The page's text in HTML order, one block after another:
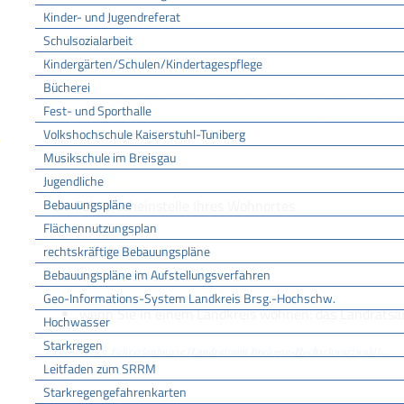
Kinder- und Jugendreferat
Schulsozialarbeit
Kindergärten/Schulen/Kindertagespflege
Bücherei
Fest- und Sporthalle
Volkshochschule Kaiserstuhl-Tuniberg
Musikschule im Breisgau
Jugendliche
Bebauungspläne
Flächennutzungsplan
rechtskräftige Bebauungspläne
Bebauungspläne im Aufstellungsverfahren
Geo-Informations-System Landkreis Brsg.-Hochschw.
Hochwasser
Starkregen
Leitfaden zum SRRM
Starkregengefahrenkarten
Hinweis:Mit der Verlängerung erhalten Sie einen neuen
Achtung: Ab dem 19. Januar 2013 ausgestellte
15 Jahre gültig. Die Frist gilt nur für die Plastikkarte,
muss alle 15 Jahre erneuert werden. Regelmäßige
Prüfungen sind mit der Erneuerung nicht verbunden.
ZUSTÄNDIGE STELLE
die Führerscheinstelle Ihres Wohnortes
Führerscheinstelle ist,
wenn Sie in einem Stadtkreis wohnen: die
wenn Sie in einem Landkreis wohnen: das
Fachbereich Fahrerlaubnisse [Landratsamt Breisgau-Hochschwarzwald]
LEISTUNGSDETAILS